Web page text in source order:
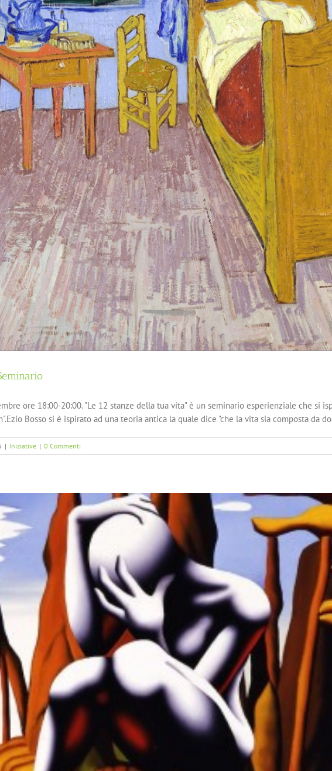
ore 18:00-20:00. "Le 12 stanze della tua vita" è un seminario esperienziale che si
Bosso si è ispirato ad una teoria antica la quale dice "che la vita sia composta da
| Iniziative | 0 Commenti